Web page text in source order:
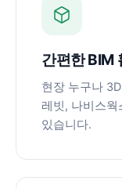
간편한 BIM
현장 누구나
레빗, 나비스
있습니다.